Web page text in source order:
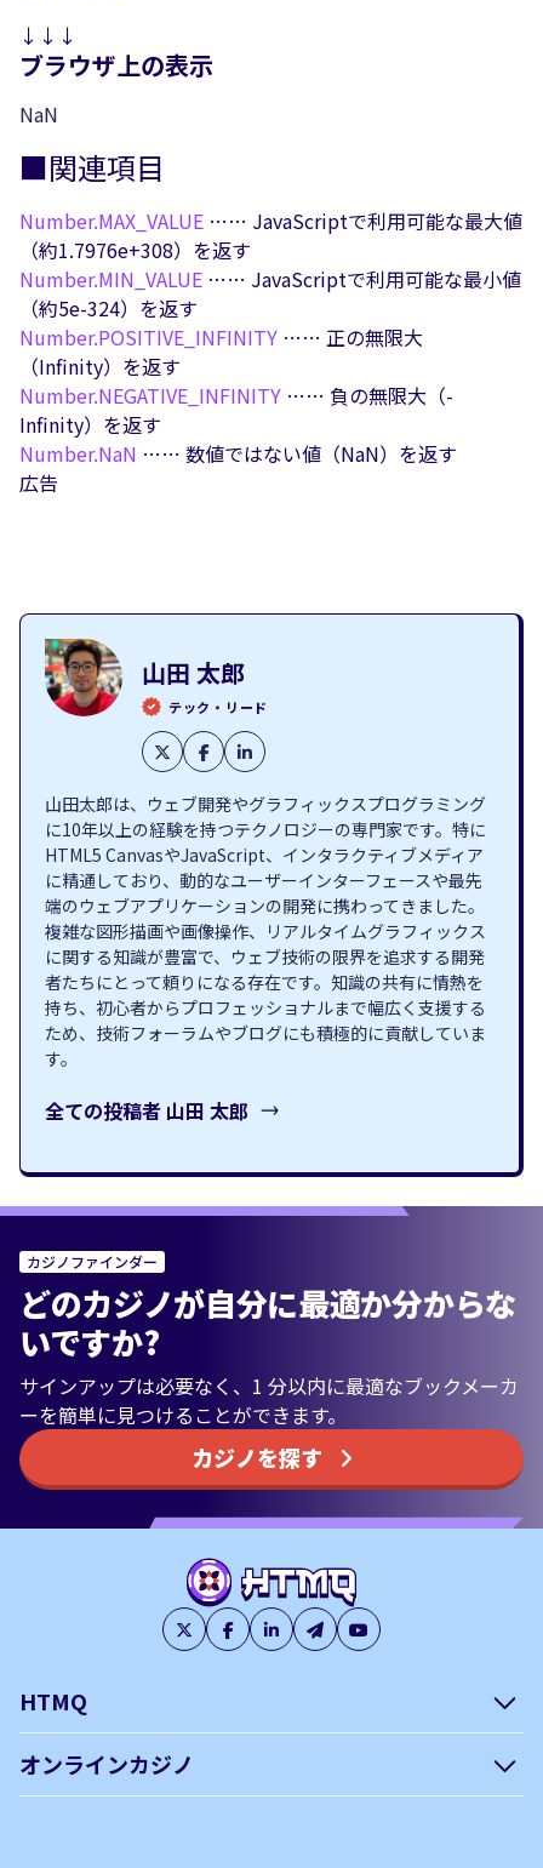
↓↓↓
ブラウザ上の表示
NaN
■関連項目
Number.MAX_VALUE …… JavaScriptで利用可能な最大値
（約1.7976e+308）を返す
Number.MIN_VALUE …… JavaScriptで利用可能な最小値
（約5e-324）を返す
Number.POSITIVE_INFINITY …… 正の無限大
（Infinity）を返す
Number.NEGATIVE_INFINITY …… 負の無限大（-
Infinity）を返す
Number.NaN …… 数値ではない値（NaN）を返す
広告
山田 太郎
テック・リード
山田太郎は、ウェブ開発やグラフィックスプログラミング
に10年以上の経験を持つテクノロジーの専門家です。特に
HTML5 CanvasやJavaScript、インタラクティブメディア
に精通しており、動的なユーザーインターフェースや最先
端のウェブアプリケーションの開発に携わってきました。
複雑な図形描画や画像操作、リアルタイムグラフィックス
に関する知識が豊富で、ウェブ技術の限界を追求する開発
者たちにとって頼りになる存在です。知識の共有に情熱を
持ち、初心者からプロフェッショナルまで幅広く支援する
ため、技術フォーラムやブログにも積極的に貢献していま
す。
全ての投稿者 山田 太郎
カジノファインダー
どのカジノが自分に最適か分からな
いですか?
サインアップは必要なく、1 分以内に最適なブックメーカ
ーを簡単に見つけることができます。
カジノを探す
HTMQ
オンラインカジノ